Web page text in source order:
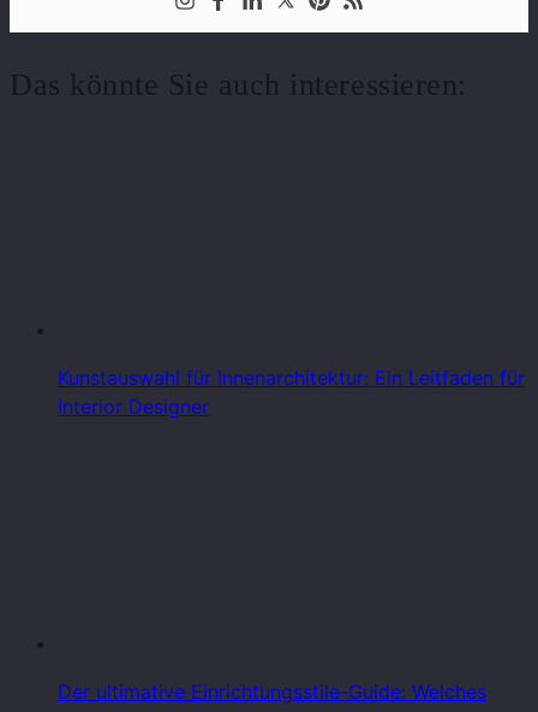
Das könnte Sie auch interessieren:
Kunstauswahl für Innenarchitektur: Ein Leitfaden für
Interior Designer
Der ultimative Einrichtungsstile-Guide: Welches